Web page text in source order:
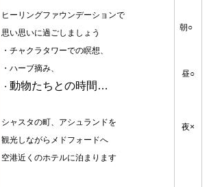
ヒーリングファウンデーションで
思い思いに過ごしましょう
・チャクラタワーでの瞑想、
・ハーブ摘み、
・ 動物たちとの時間…
シャスタの町、アシュランドを
観光しながらメドフォードへ
空港近くのホテルに泊まります
朝○
昼○
夜×